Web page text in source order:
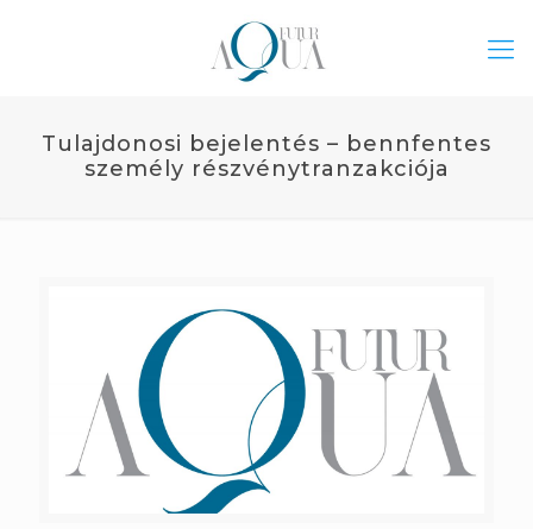
Tulajdonosi bejelentés – bennfentes
személy részvénytranzakciója